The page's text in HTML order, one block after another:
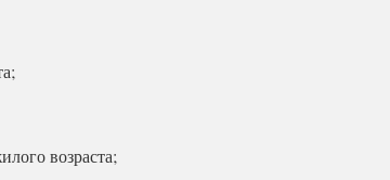
возраста;